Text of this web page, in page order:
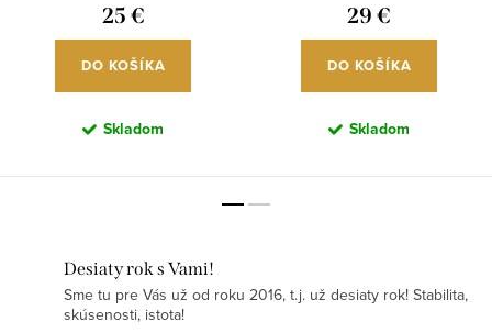
25 €
DO KOŠÍKA
Skladom
29 €
DO KOŠÍKA
Skladom
Desiaty rok s Vami!
Sme tu pre Vás už od roku 2016, t.j. už desiaty rok! Stabilita,
skúsenosti, istota!